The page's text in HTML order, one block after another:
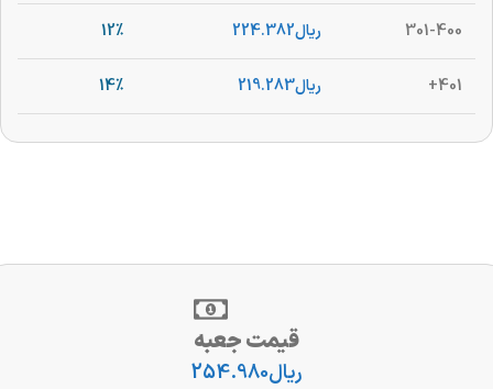
301-400 ریال224.382
12%
401+ ریال219.283
14%
قیمت جعبه
ریال254.980